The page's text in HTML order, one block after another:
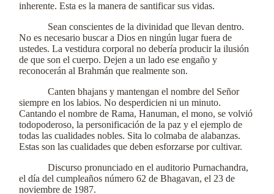
inherente. Esta es la manera de santificar sus vidas.
Sean conscientes de la divinidad que llevan dentro.
No es necesario buscar a Dios en ningún lugar fuera de
ustedes. La vestidura corporal no debería producir la ilusión
de que son el cuerpo. Dejen a un lado ese engaño y
reconocerán al Brahmán que realmente son.
Canten bhajans y mantengan el nombre del Señor
siempre en los labios. No desperdicien ni un minuto.
Cantando el nombre de Rama, Hanuman, el mono, se volvió
todopoderoso, la personificación de la paz y el ejemplo de
todas las cualidades nobles. Sita lo colmaba de alabanzas.
Estas son las cualidades que deben esforzarse por cultivar.
Discurso pronunciado en el auditorio Purnachandra,
el día del cumpleaños número 62 de Bhagavan, el 23 de
noviembre de 1987.